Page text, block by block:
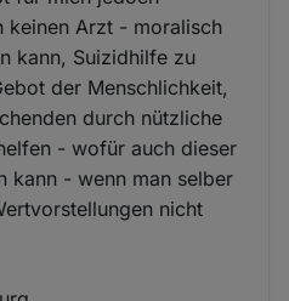
keinen Arzt - moralisch
kann, Suizidhilfe zu
der Menschlichkeit,
durch nützliche
- wofür auch dieser
kann - wenn man selber
nicht